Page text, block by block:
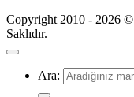
Copyright 2010 - 2026 ©
Saklıdır.
Ara: